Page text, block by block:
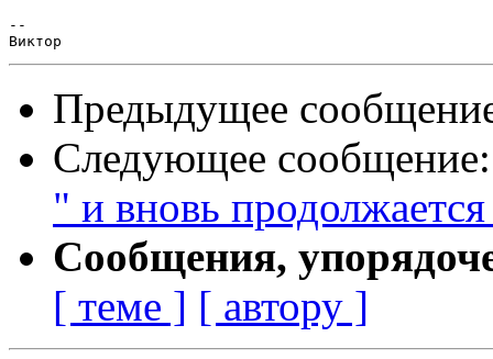
--
Предыдущее
Следующее
" и вновь
Сообщения,
[ теме ] [ автору ]